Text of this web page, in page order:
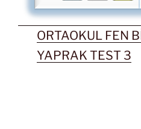
ORTAOKUL FEN
YAPRAK TEST 3